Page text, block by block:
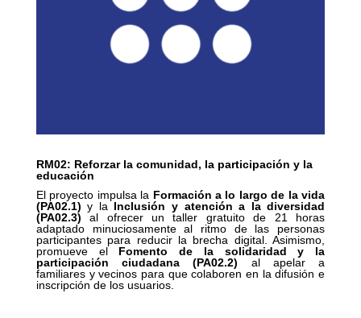
RM02: Reforzar la comunidad, la participación y la
educación
El proyecto impulsa la Formación a lo largo de la vida
(PA02.1) y laInclusión y atención a la diversidad
(PA02.3) al ofrecer un taller gratuito de 21 horas
adaptado minuciosamente al ritmo de las personas
participantes para reducir la brecha digital. Asimismo,
promueve el Fomento de la solidaridad y la
participación ciudadana (PA02.2) al apelar a
familiares y vecinos para que colaboren en la difusión e
inscripción de los usuarios.